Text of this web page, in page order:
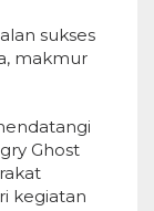
sukses
makmur
Ghost
kegiatan